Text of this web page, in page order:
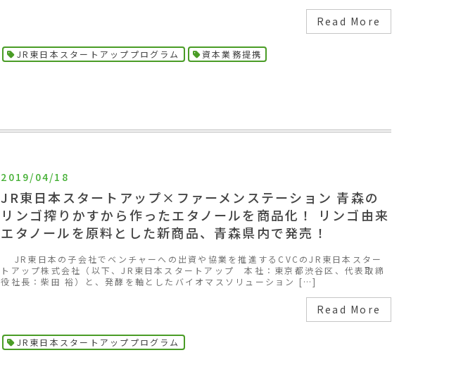
Read More
JR東日本スタートアッププログラム 資本業務提携
2019/04/18
JR東日本スタートアップ×ファーメンステーション 青森の
リンゴ搾りかすから作ったエタノールを商品化！ リンゴ由来
エタノールを原料とした新商品、青森県内で発売！
JR東日本の子会社でベンチャーへの出資や協業を推進するCVCのJR東日本スター
トアップ株式会社（以下、JR東日本スタートアップ 本社：東京都渋谷区、代表取締
役社長：柴田 裕）と、発酵を軸としたバイオマスソリューション […]
Read More
JR東日本スタートアッププログラム